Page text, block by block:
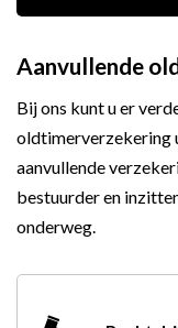
Aanvullende
Bij ons kunt u er
oldtimerverzekering
aanvullende
bestuurder en
onderweg.